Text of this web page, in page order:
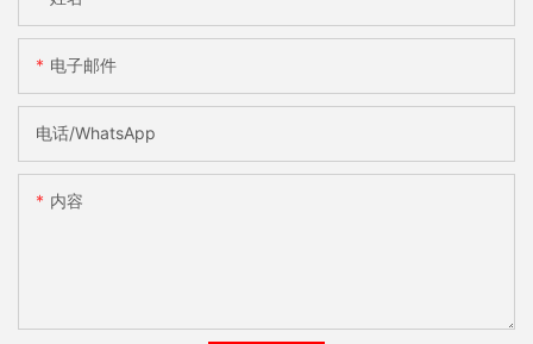
电子邮件
电话/WhatsApp
内容